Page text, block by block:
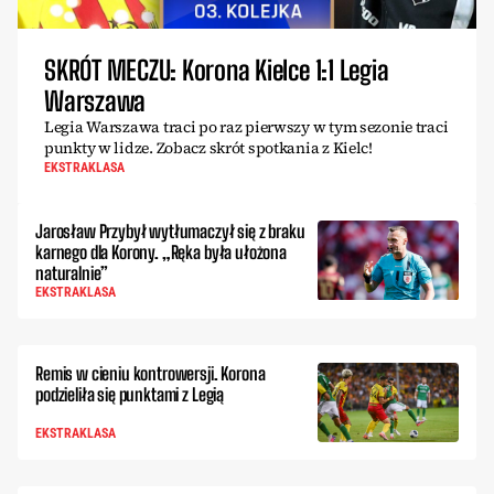
SKRÓT MECZU: Korona Kielce 1:1 Legia
Warszawa
Legia Warszawa traci po raz pierwszy w tym sezonie traci
punkty w lidze. Zobacz skrót spotkania z Kielc!
EKSTRAKLASA
Jarosław Przybył wytłumaczył się z braku
karnego dla Korony. „Ręka była ułożona
naturalnie”
EKSTRAKLASA
Remis w cieniu kontrowersji. Korona
podzieliła się punktami z Legią
EKSTRAKLASA